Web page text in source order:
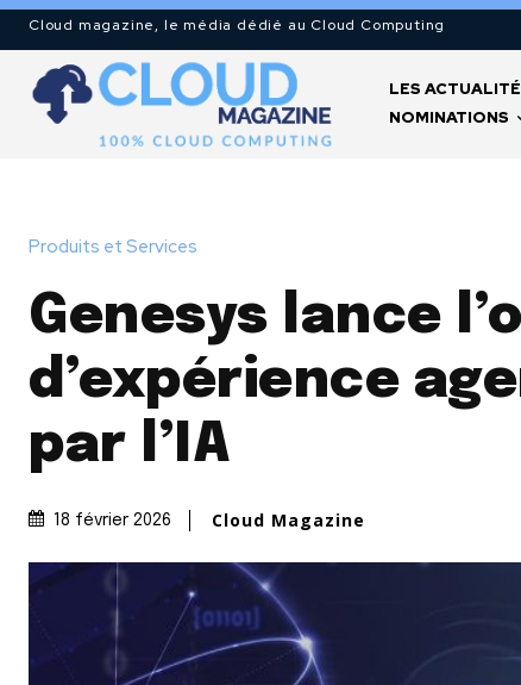
Cloud magazine, le média dédié au Cloud Computing
LES
NOMINATIONS
Produits et Services
Genesys lance
d’expérience
par l’IA
18 février 2026 Cloud Magazine